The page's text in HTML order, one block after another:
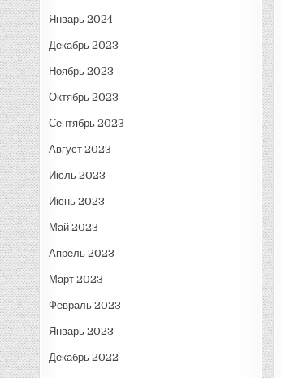
Январь 2024
Декабрь 2023
Ноябрь 2023
Октябрь 2023
Сентябрь 2023
Август 2023
Июль 2023
Июнь 2023
Май 2023
Апрель 2023
Март 2023
Февраль 2023
Январь 2023
Декабрь 2022